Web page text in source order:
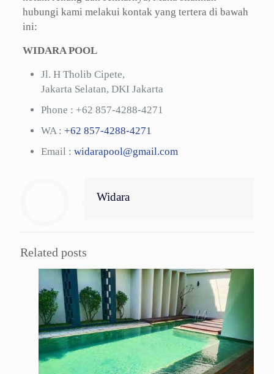
hubungi kami melakui kontak yang tertera di bawah
ini:
WIDARA POOL
Jl. H Tholib Cipete,
Jakarta Selatan, DKI Jakarta
Phone : +62 857-4288-4271
WA : +62 857-4288-4271
Email : widarapool@gmail.com
Widara
Related posts